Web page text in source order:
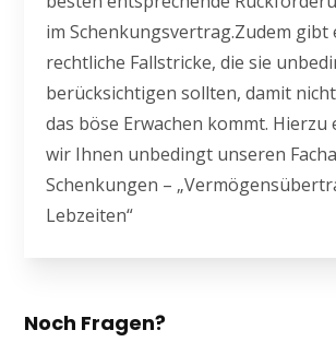
im Schenkungsvertrag.Zudem gibt
rechtliche Fallstricke, die sie
berücksichtigen sollten, damit
das böse Erwachen kommt. Hierzu
wir Ihnen unbedingt unseren
Schenkungen –
Lebzeiten“
Noch Fragen?